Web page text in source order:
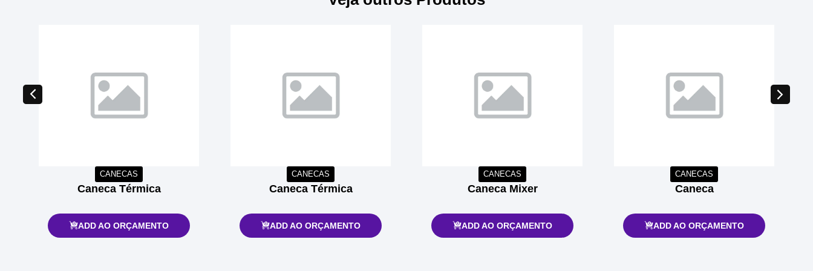
CANECAS
Caneca Térmica
ADD AO ORÇAMENTO
CANECAS
Caneca Térmica
ADD AO ORÇAMENTO
CANECAS
Caneca Mixer
ADD AO ORÇAMENTO
CANECAS
Caneca
ADD AO ORÇAMENTO